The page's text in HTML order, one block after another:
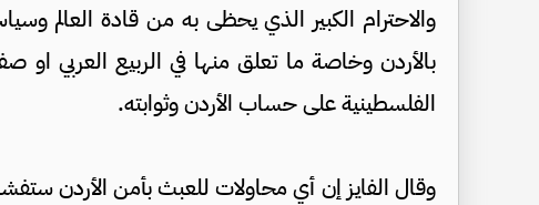
والاحترام الكبير الذي يحظى به من قادة العالم
بالأردن وخاصة ما تعلق منها في الربيع العربي
الفلسطينية على حساب الأردن وثوابته.
وقال الفايز إن أي محاولات للعبث بأمن الأردن